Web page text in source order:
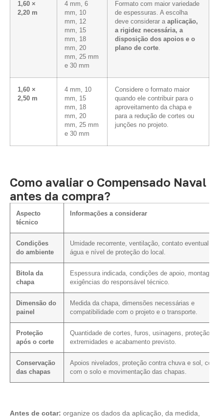
1,60 ×
2,20 m
4 mm, 6
mm, 10
mm, 12
mm, 15
mm, 18
mm, 20
mm, 25 mm
e 30 mm
Formato com maior variedade
de espessuras. A escolha
deve considerar a aplicação,
a rigidez necessária, a
disposição dos apoios e o
plano de corte.
1,60 ×
2,50 m
4 mm, 10
mm, 15
mm, 18
mm, 20
mm, 25 mm
e 30 mm
Considere o formato maior
quando ele contribuir para o
aproveitamento da chapa e
para a redução de cortes ou
junções no projeto.
Como avaliar o Compensado Naval
antes da compra?
Aspecto
técnico
Informações a considerar
Condições
do ambiente
Umidade recorrente, ventilação, contato eventual
água e nível de proteção do local.
Bitola da
chapa
Espessura indicada, condições de apoio,
exigências do responsável técnico.
Dimensão do
painel
Medida da chapa, dimensões necessárias e
compatibilidade com o projeto e o transporte.
Proteção
após o corte
Quantidade de cortes, furos, usinagens, proteção
extremidades e acabamento previsto.
Conservação
das chapas
Apoios nivelados, proteção contra chuva e sol,
com o solo e movimentação das chapas.
Antes de cotar: organize os dados da aplicação, da medida,